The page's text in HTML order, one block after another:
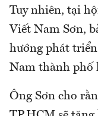
Tuy nhiên, tại
Viết Nam Sơn,
hướng phát
Nam thành phố
Ông Sơn cho